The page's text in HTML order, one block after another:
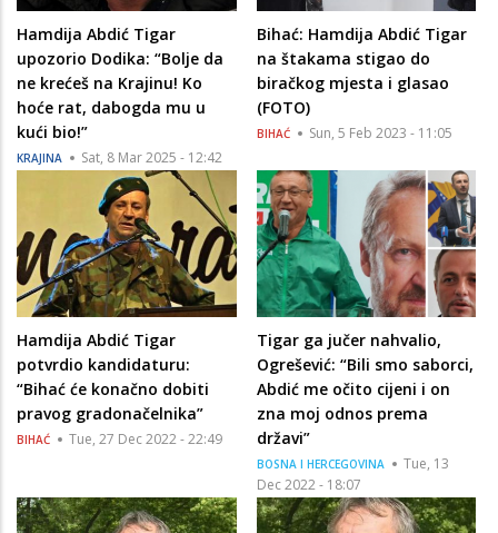
Hamdija Abdić Tigar
upozorio Dodika: “Bolje da
ne krećeš na Krajinu! Ko
hoće rat, dabogda mu u
kući bio!”
KRAJINA Sat, 8 Mar 2025 - 12:42
Bihać: Hamdija Abdić Tigar
na štakama stigao do
biračkog mjesta i glasao
(FOTO)
BIHAĆ Sun, 5 Feb 2023 - 11:05
Hamdija Abdić Tigar
potvrdio kandidaturu:
“Bihać će konačno dobiti
pravog gradonačelnika”
BIHAĆ Tue, 27 Dec 2022 - 22:49
Tigar ga jučer nahvalio,
Ogrešević: “Bili smo saborci,
Abdić me očito cijeni i on
zna moj odnos prema
državi”
BOSNA I HERCEGOVINA
Tue, 13
Dec 2022 - 18:07